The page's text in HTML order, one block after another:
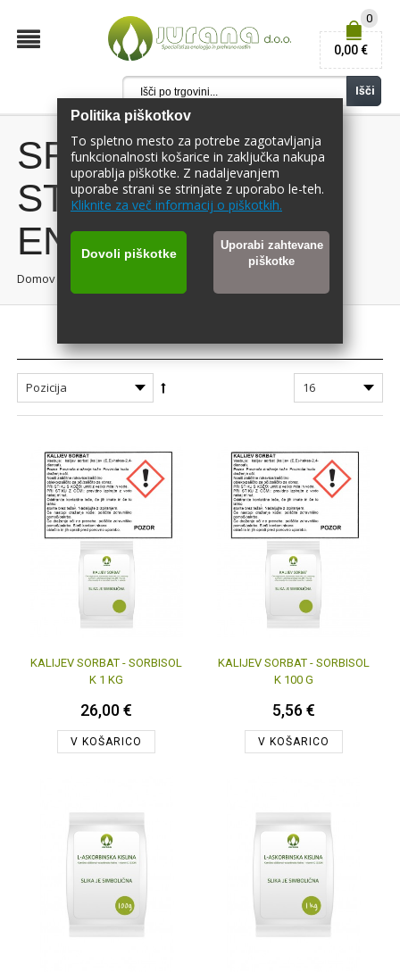
Politika piškotkov
To spletno mesto za potrebe zagotavljanja
funkcionalnosti košarice in zaključka nakupa
uporablja piškotke. Z nadaljevanjem
uporabe strani se strinjate z uporabo le-teh.
Kliknite za več informacij o piškotkih.
Dovoli piškotke
Uporabi zahtevane
piškotke
Išči
0
0,00 €
SREDSTVA ZA
STABILIZACIJO -
ENOLOGIJA
Domov
KALIJEV SORBAT - SORBISOL
K 1 KG
26,00 €
V KOŠARICO
KALIJEV SORBAT - SORBISOL
K 100 G
5,56 €
V KOŠARICO